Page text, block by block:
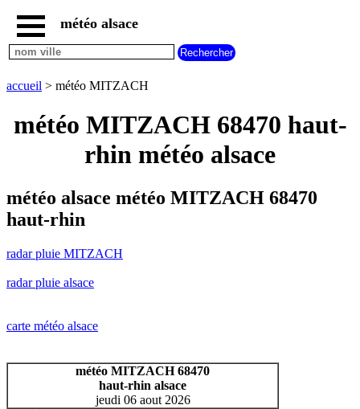
accueil
radar
MITZACH
météo
alsace
carte
météo
météo
H
I J K L M
N
T
U
météo alsace
accueil > météo MITZACH
météo MITZACH 68470 haut-
rhin météo alsace
météo alsace météo MITZACH 68470
haut-rhin
radar pluie MITZACH
radar pluie alsace
carte météo alsace
météo MITZACH 68470
haut-rhin alsace
jeudi 06 aout 2026